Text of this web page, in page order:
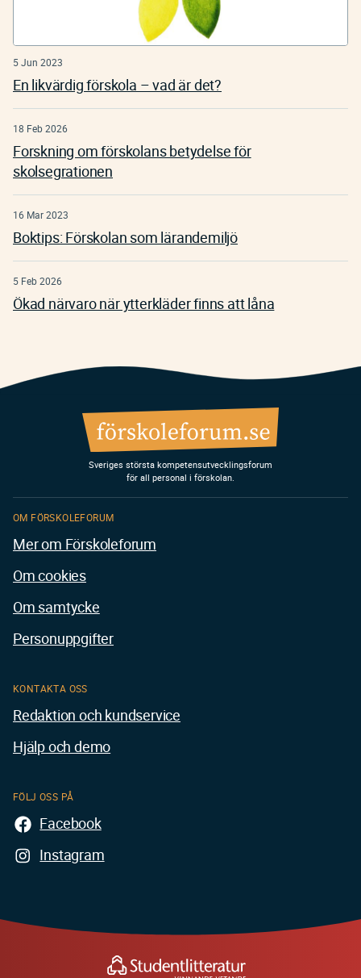
5 Jun 2023
En likvärdig förskola – vad är det?
18 Feb 2026
Forskning om förskolans betydelse för
skolsegrationen
16 Mar 2023
Boktips: Förskolan som lärandemiljö
5 Feb 2026
Ökad närvaro när ytterkläder finns att låna
Sveriges största kompetensutvecklingsforum
för all personal i förskolan.
KONTAKTA OSS
Redaktion och kundservice
Hjälp och demo
FÖLJ OSS PÅ
Facebook
Instagram
OM FÖRSKOLEFORUM
Mer om Förskoleforum
Om cookies
Om samtycke
Personuppgifter